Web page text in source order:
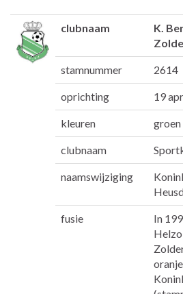
clubnaam
K.
stamnummer 2614
oprichting 19
kleuren
clubnaam
naamswijziging
fusie
In